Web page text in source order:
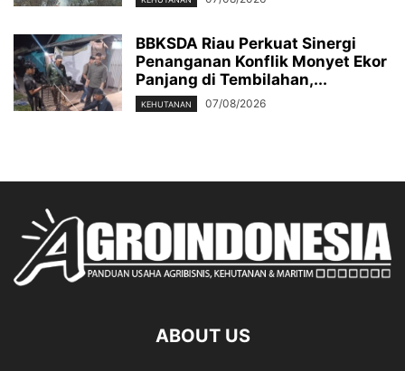
BBKSDA Riau Perkuat Sinergi
Penanganan Konflik Monyet Ekor
Panjang di Tembilahan,...
KEHUTANAN 07/08/2026
ABOUT US